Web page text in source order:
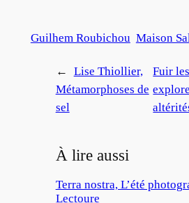
Guilhem Roubichou Maison
←
Lise Thiollier,
Métamorphoses de
sel
Fuir
À lire aussi
Terra nostra, L’été
Lectoure